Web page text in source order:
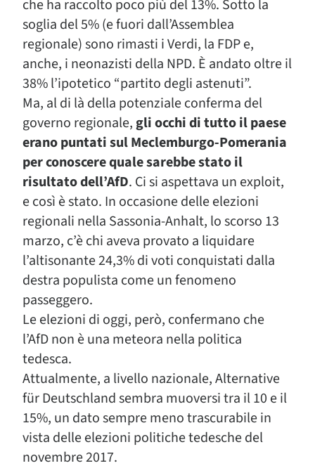
che ha raccolto poco più del 13%. Sotto la
soglia del 5% (e fuori dall’Assemblea
regionale) sono rimasti i Verdi, la FDP e,
anche, i neonazisti della NPD. È andato oltre il
38% l’ipotetico “partito degli astenuti”.
Ma, al di là della potenziale conferma del
governo regionale,gli occhi di tutto il paese
erano puntati sul Meclemburgo-Pomerania
per conoscere quale sarebbe stato il
risultato dell’AfD. Ci si aspettava un exploit,
e così è stato. In occasione delle elezioni
regionali nella Sassonia-Anhalt, lo scorso 13
marzo, c’è chi aveva provato a liquidare
l’altisonante 24,3% di voti conquistati dalla
destra populista come un fenomeno
passeggero.
Le elezioni di oggi, però, confermano che
l’AfD non è una meteora nella politica
tedesca.
Attualmente, a livello nazionale, Alternative
für Deutschland sembra muoversi tra il 10 e il
15%, un dato sempre meno trascurabile in
vista delle elezioni politiche tedesche del
novembre 2017.